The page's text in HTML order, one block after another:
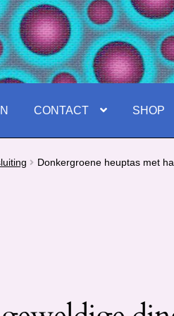
CONTACT SHOP
Donkergroene heuptas met